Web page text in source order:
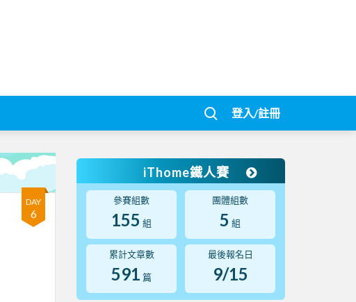
登入/註冊
DAY
6
iThome鐵人賽
參賽組數
155 組
團體組數
5 組
累計文章數
591 篇
最後報名日
9/15